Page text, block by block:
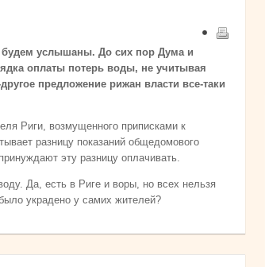
услышаны. До сих пор Дума и
оплаты потерь воды, не учитывая
предложение рижан власти все-таки
Риги, возмущенного приписками к
разницу показаний общедомового
эту разницу оплачивать.
Да, есть в Риге и воры, но всех нельзя
украдено у самих жителей?